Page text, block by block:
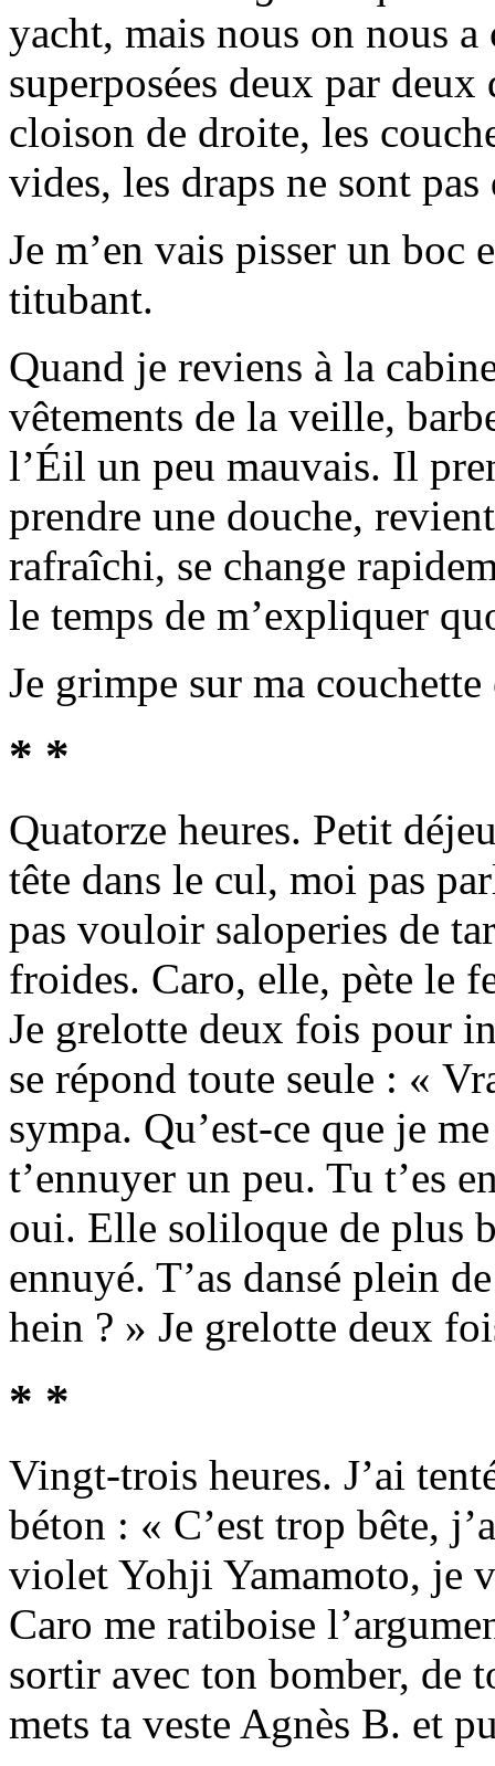
yacht, mais nous on nous
superposées deux par
cloison de droite, les
vides, les draps ne sont pas
Je m’en vais pisser un boc
titubant.
Quand je reviens à la
vêtements de la veille,
l’Éil un peu mauvais. Il
prendre une douche,
rafraîchi, se change
le temps de m’expliquer
Je grimpe sur ma
* *
Quatorze heures. Petit
tête dans le cul, moi pas
pas vouloir saloperies de
froides. Caro, elle, pète le
Je grelotte deux fois pour
se répond toute seule : «
sympa. Qu’est-ce que je
t’ennuyer un peu. Tu t’es
oui. Elle soliloque de plus
ennuyé. T’as dansé plein
hein ? » Je grelotte deux
* *
Vingt-trois heures. J’ai
béton : « C’est trop bête,
violet Yohji Yamamoto, je
Caro me ratiboise
sortir avec ton bomber, de
mets ta veste Agnès B. et